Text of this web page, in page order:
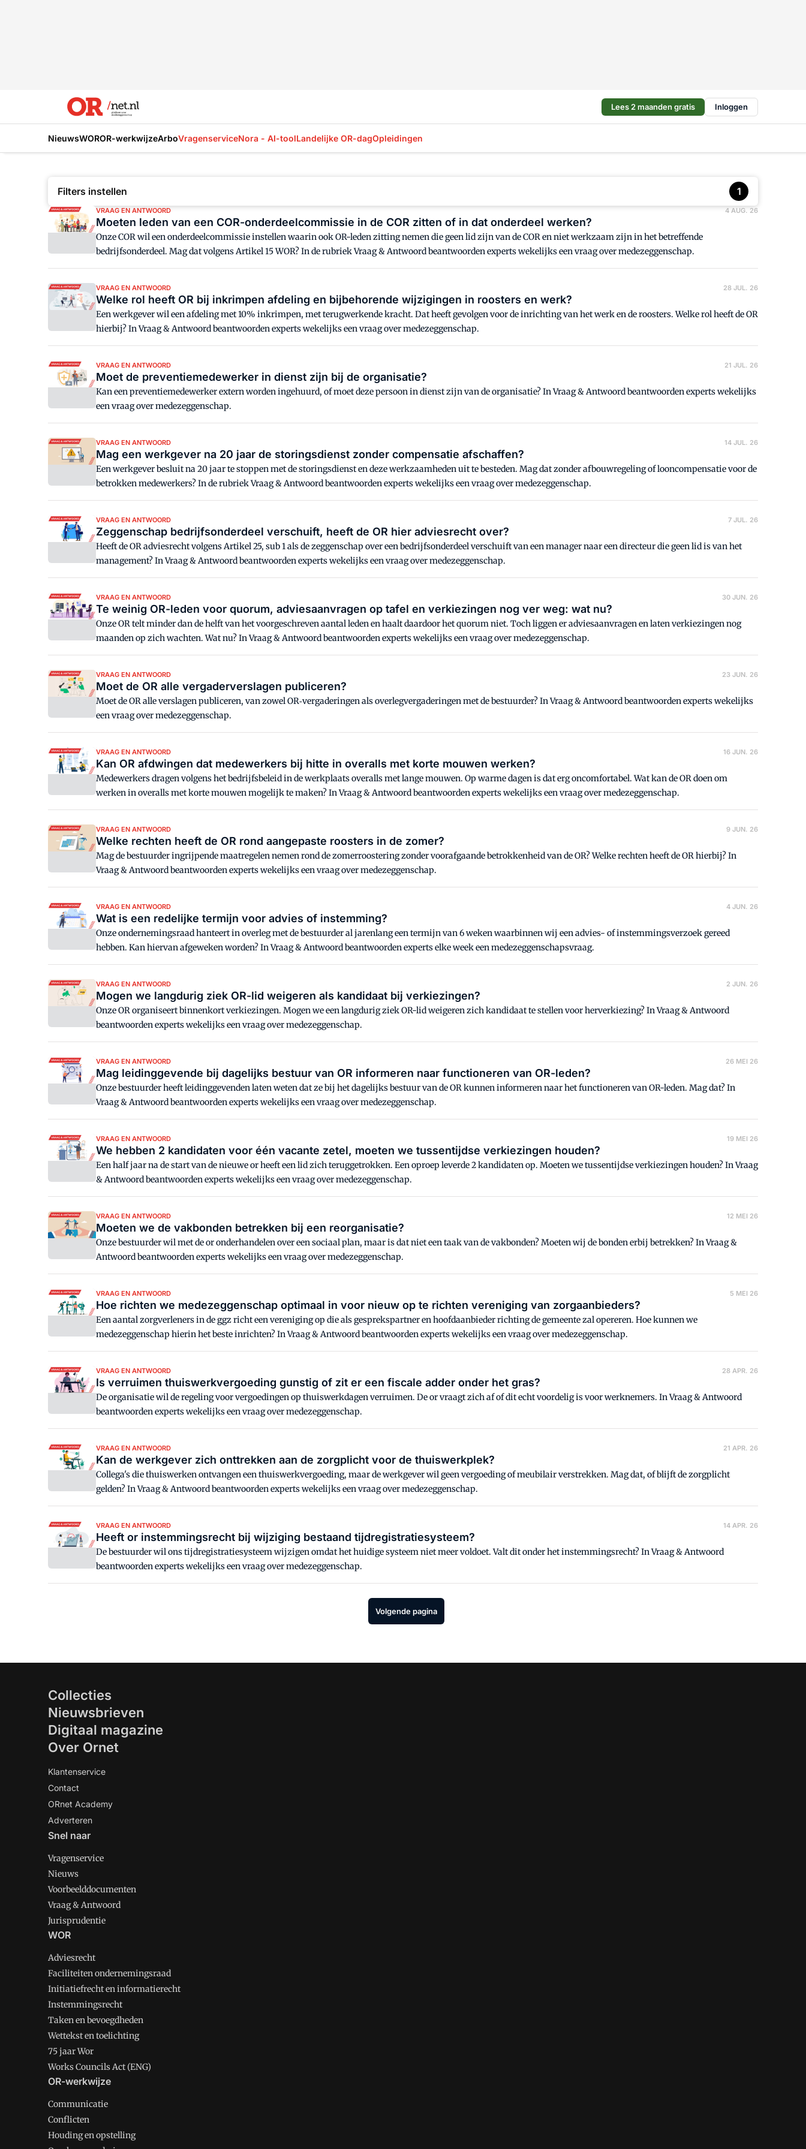
Lees 2 maanden gratis Inloggen
NieuwsWOROR-werkwijzeArboVragenserviceNora - AI-toolLandelijke OR-dagOpleidingen
Filters instellen 1
VRAAG EN ANTWOORD 4 AUG. 26
Moeten leden van een COR-onderdeelcommissie in de COR zitten of in dat onderdeel werken?
Onze COR wil een onderdeelcommissie instellen waarin ook OR-leden zitting nemen die geen lid zijn van de COR en niet werkzaam zijn in het betreffende
bedrijfsonderdeel. Mag dat volgens Artikel 15 WOR? In de rubriek Vraag & Antwoord beantwoorden experts wekelijks een vraag over medezeggenschap.
VRAAG EN ANTWOORD 28 JUL. 26
Welke rol heeft OR bij inkrimpen afdeling en bijbehorende wijzigingen in roosters en werk?
Een werkgever wil een afdeling met 10% inkrimpen, met terugwerkende kracht. Dat heeft gevolgen voor de inrichting van het werk en de roosters. Welke rol heeft de OR
hierbij? In Vraag & Antwoord beantwoorden experts wekelijks een vraag over medezeggenschap.
VRAAG EN ANTWOORD 21 JUL. 26
Moet de preventiemedewerker in dienst zijn bij de organisatie?
Kan een preventiemedewerker extern worden ingehuurd, of moet deze persoon in dienst zijn van de organisatie? In Vraag & Antwoord beantwoorden experts wekelijks
een vraag over medezeggenschap.
VRAAG EN ANTWOORD 14 JUL. 26
Mag een werkgever na 20 jaar de storingsdienst zonder compensatie afschaffen?
Een werkgever besluit na 20 jaar te stoppen met de storingsdienst en deze werkzaamheden uit te besteden. Mag dat zonder afbouwregeling of looncompensatie voor de
betrokken medewerkers? In de rubriek Vraag & Antwoord beantwoorden experts wekelijks een vraag over medezeggenschap.
VRAAG EN ANTWOORD 7 JUL. 26
Zeggenschap bedrijfsonderdeel verschuift, heeft de OR hier adviesrecht over?
Heeft de OR adviesrecht volgens Artikel 25, sub 1 als de zeggenschap over een bedrijfsonderdeel verschuift van een manager naar een directeur die geen lid is van het
management? In Vraag & Antwoord beantwoorden experts wekelijks een vraag over medezeggenschap.
VRAAG EN ANTWOORD 30 JUN. 26
Te weinig OR-leden voor quorum, adviesaanvragen op tafel en verkiezingen nog ver weg: wat nu?
Onze OR telt minder dan de helft van het voorgeschreven aantal leden en haalt daardoor het quorum niet. Toch liggen er adviesaanvragen en laten verkiezingen nog
maanden op zich wachten. Wat nu? In Vraag & Antwoord beantwoorden experts wekelijks een vraag over medezeggenschap.
VRAAG EN ANTWOORD 23 JUN. 26
Moet de OR alle vergaderverslagen publiceren?
Moet de OR alle verslagen publiceren, van zowel OR‑vergaderingen als overlegvergaderingen met de bestuurder? In Vraag & Antwoord beantwoorden experts wekelijks
een vraag over medezeggenschap.
VRAAG EN ANTWOORD 16 JUN. 26
Kan OR afdwingen dat medewerkers bij hitte in overalls met korte mouwen werken?
Medewerkers dragen volgens het bedrijfsbeleid in de werkplaats overalls met lange mouwen. Op warme dagen is dat erg oncomfortabel. Wat kan de OR doen om
werken in overalls met korte mouwen mogelijk te maken? In Vraag & Antwoord beantwoorden experts wekelijks een vraag over medezeggenschap.
VRAAG EN ANTWOORD 9 JUN. 26
Welke rechten heeft de OR rond aangepaste roosters in de zomer?
Mag de bestuurder ingrijpende maatregelen nemen rond de zomerroostering zonder voorafgaande betrokkenheid van de OR? Welke rechten heeft de OR hierbij? In
Vraag & Antwoord beantwoorden experts wekelijks een vraag over medezeggenschap.
VRAAG EN ANTWOORD 4 JUN. 26
Wat is een redelijke termijn voor advies of instemming?
Onze ondernemingsraad hanteert in overleg met de bestuurder al jarenlang een termijn van 6 weken waarbinnen wij een advies- of instemmingsverzoek gereed
hebben. Kan hiervan afgeweken worden? In Vraag & Antwoord beantwoorden experts elke week een medezeggenschapsvraag.
VRAAG EN ANTWOORD 2 JUN. 26
Mogen we langdurig ziek OR-lid weigeren als kandidaat bij verkiezingen?
Onze OR organiseert binnenkort verkiezingen. Mogen we een langdurig ziek OR-lid weigeren zich kandidaat te stellen voor herverkiezing? In Vraag & Antwoord
beantwoorden experts wekelijks een vraag over medezeggenschap.
VRAAG EN ANTWOORD 26 MEI 26
Mag leidinggevende bij dagelijks bestuur van OR informeren naar functioneren van OR-leden?
Onze bestuurder heeft leidinggevenden laten weten dat ze bij het dagelijks bestuur van de OR kunnen informeren naar het functioneren van OR-leden. Mag dat? In
Vraag & Antwoord beantwoorden experts wekelijks een vraag over medezeggenschap.
VRAAG EN ANTWOORD 19 MEI 26
We hebben 2 kandidaten voor één vacante zetel, moeten we tussentijdse verkiezingen houden?
Een half jaar na de start van de nieuwe or heeft een lid zich teruggetrokken. Een oproep leverde 2 kandidaten op. Moeten we tussentijdse verkiezingen houden? In Vraag
& Antwoord beantwoorden experts wekelijks een vraag over medezeggenschap.
VRAAG EN ANTWOORD 12 MEI 26
Moeten we de vakbonden betrekken bij een reorganisatie?
Onze bestuurder wil met de or onderhandelen over een sociaal plan, maar is dat niet een taak van de vakbonden? Moeten wij de bonden erbij betrekken? In Vraag &
Antwoord beantwoorden experts wekelijks een vraag over medezeggenschap.
VRAAG EN ANTWOORD 5 MEI 26
Hoe richten we medezeggenschap optimaal in voor nieuw op te richten vereniging van zorgaanbieders?
Een aantal zorgverleners in de ggz richt een vereniging op die als gesprekspartner en hoofdaanbieder richting de gemeente zal opereren. Hoe kunnen we
medezeggenschap hierin het beste inrichten? In Vraag & Antwoord beantwoorden experts wekelijks een vraag over medezeggenschap.
VRAAG EN ANTWOORD 28 APR. 26
Is verruimen thuiswerkvergoeding gunstig of zit er een fiscale adder onder het gras?
De organisatie wil de regeling voor vergoedingen op thuiswerkdagen verruimen. De or vraagt zich af of dit echt voordelig is voor werknemers. In Vraag & Antwoord
beantwoorden experts wekelijks een vraag over medezeggenschap.
VRAAG EN ANTWOORD 21 APR. 26
Kan de werkgever zich onttrekken aan de zorgplicht voor de thuiswerkplek?
Collega's die thuiswerken ontvangen een thuiswerkvergoeding, maar de werkgever wil geen vergoeding of meubilair verstrekken. Mag dat, of blijft de zorgplicht
gelden? In Vraag & Antwoord beantwoorden experts wekelijks een vraag over medezeggenschap.
VRAAG EN ANTWOORD 14 APR. 26
Heeft or instemmingsrecht bij wijziging bestaand tijdregistratiesysteem?
De bestuurder wil ons tijdregistratiesysteem wijzigen omdat het huidige systeem niet meer voldoet. Valt dit onder het instemmingsrecht? In Vraag & Antwoord
beantwoorden experts wekelijks een vraag over medezeggenschap.
Volgende pagina
Collecties
Nieuwsbrieven
Digitaal magazine
Over Ornet
Klantenservice
Contact
ORnet Academy
Adverteren
Snel naar
Vragenservice
Nieuws
Voorbeelddocumenten
Vraag & Antwoord
Jurisprudentie
WOR
Adviesrecht
Faciliteiten ondernemingsraad
Initiatiefrecht en informatierecht
Instemmingsrecht
Taken en bevoegdheden
Wettekst en toelichting
75 jaar Wor
Works Councils Act (ENG)
OR-werkwijze
Communicatie
Conflicten
Houding en opstelling